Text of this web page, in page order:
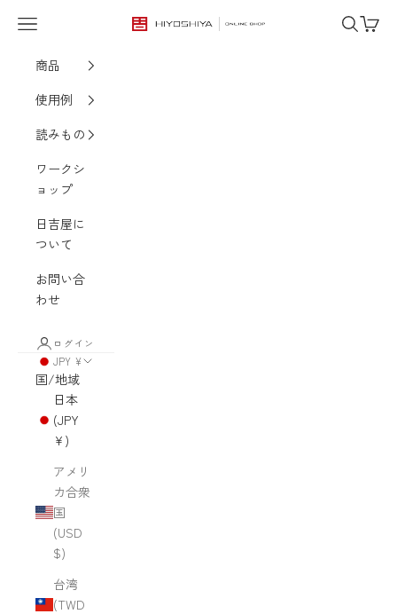
HIYOSHIYA ONLINE SHOP
メニュー 検索カート
商品
使用例
読みもの
ワークシ
ョップ
日吉屋に
ついて
お問い合
わせ
ログイン
JPY ¥
国/地域
日本
(JPY
¥)
アメリ
カ合衆
国
(USD
$)
台湾
(TWD